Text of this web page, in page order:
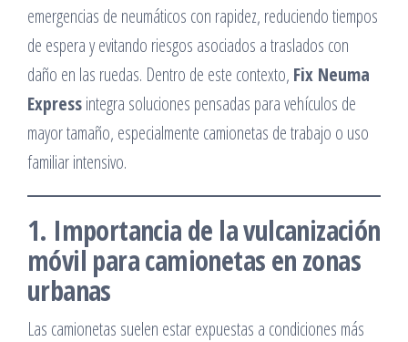
emergencias de neumáticos con rapidez, reduciendo tiempos
de espera y evitando riesgos asociados a traslados con
daño en las ruedas. Dentro de este contexto, Fix Neuma
Expressintegra soluciones pensadas para vehículos de
mayor tamaño, especialmente camionetas de trabajo o uso
familiar intensivo.
1. Importancia de la vulcanización
móvil para camionetas en zonas
urbanas
Las camionetas suelen estar expuestas a condiciones más